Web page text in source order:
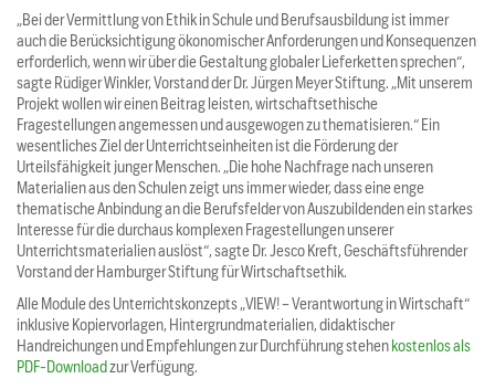
„Bei der Vermittlung von Ethik in Schule und Berufsausbildung ist immer
auch die Berücksichtigung ökonomischer Anforderungen und Konsequenzen
erforderlich, wenn wir über die Gestaltung globaler Lieferketten sprechen“,
sagte Rüdiger Winkler, Vorstand der Dr. Jürgen Meyer Stiftung. „Mit unserem
Projekt wollen wir einen Beitrag leisten, wirtschaftsethische
Fragestellungen angemessen und ausgewogen zu thematisieren.“ Ein
wesentliches Ziel der Unterrichtseinheiten ist die Förderung der
Urteilsfähigkeit junger Menschen. „Die hohe Nachfrage nach unseren
Materialien aus den Schulen zeigt uns immer wieder, dass eine enge
thematische Anbindung an die Berufsfelder von Auszubildenden ein starkes
Interesse für die durchaus komplexen Fragestellungen unserer
Unterrichtsmaterialien auslöst“, sagte Dr. Jesco Kreft, Geschäftsführender
Vorstand der Hamburger Stiftung für Wirtschaftsethik.
Alle Module des Unterrichtskonzepts „VIEW! – Verantwortung in Wirtschaft“
inklusive Kopiervorlagen, Hintergrundmaterialien, didaktischer
Handreichungen und Empfehlungen zur Durchführung stehen kostenlos als
PDF-Downloadzur Verfügung.